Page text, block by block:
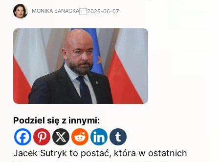
MONIKA SANACKA 2026-06-07
Podziel się z innymi:
Jacek Sutryk to postać, która w ostatnich